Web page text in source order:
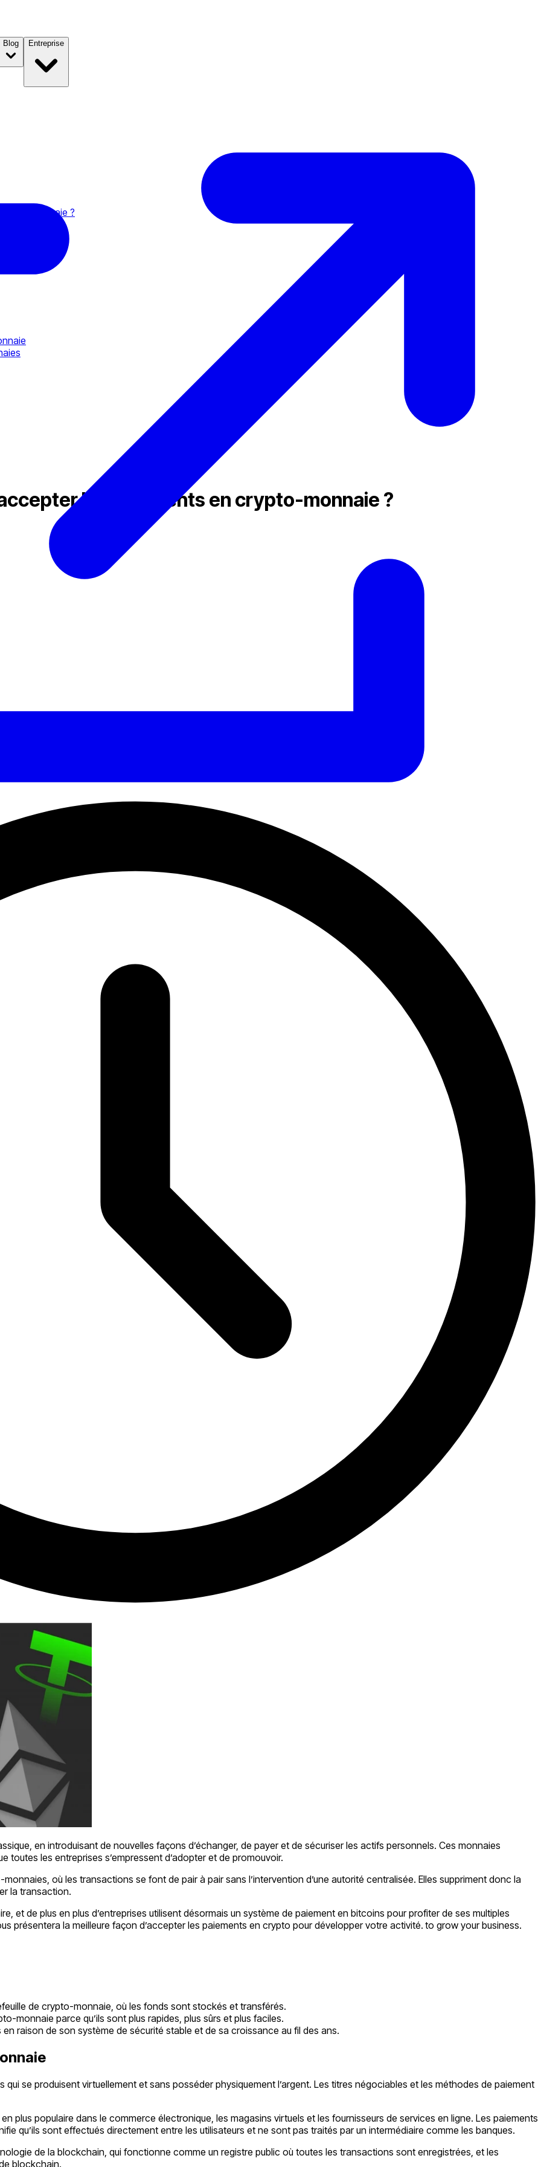
Blog Entreprise
monnaie ?
les paiements en crypto-monnaie ?
en introduisant de nouvelles façons d’échanger, de payer et de sécuriser les actifs personnels. Ces monnaies
toutes les entreprises s’empressent d’adopter et de promouvoir.
où les transactions se font de pair à pair sans l’intervention d’une autorité centralisée. Elles suppriment donc la
la transaction.
et de plus en plus d’entreprises utilisent désormais un système de paiement en bitcoins pour profiter de ses multiples
présentera la meilleure façon d’accepter les paiements en crypto pour développer votre activité. to grow your business.
de crypto-monnaie, où les fonds sont stockés et transférés.
monnaie parce qu’ils sont plus rapides, plus sûrs et plus faciles.
raison de son système de sécurité stable et de sa croissance au fil des ans.
se produisent virtuellement et sans posséder physiquement l’argent. Les titres négociables et les méthodes de paiement
plus populaire dans le commerce électronique, les magasins virtuels et les fournisseurs de services en ligne. Les paiements
qu’ils sont effectués directement entre les utilisateurs et ne sont pas traités par un intermédiaire comme les banques.
de la blockchain, qui fonctionne comme un registre public où toutes les transactions sont enregistrées, et les
blockchain.